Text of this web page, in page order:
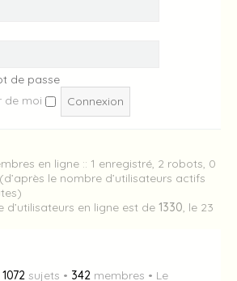
de passe
de moi
en ligne :: 1 enregistré, 2 robots, 0
le nombre d’utilisateurs actifs
d’utilisateurs en ligne est de 1330, le 23
1072 sujets • 342 membres • Le